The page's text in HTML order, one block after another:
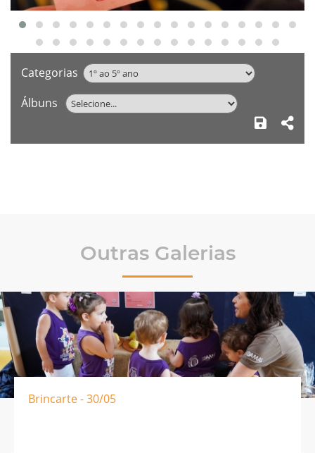
Categorias
Álbuns
Outras Galerias
Brincarte - 30/05